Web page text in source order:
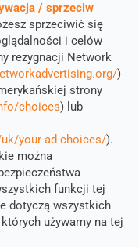
/ sprzeciw
sprzeciwić się
i celów
rezygnacji Network
)
strony
choices) lub
your-ad-choices/).
można
funkcji tej
dotyczą wszystkich
używamy na tej